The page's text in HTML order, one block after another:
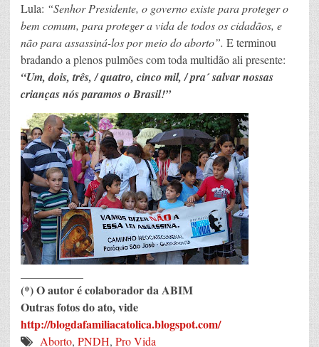
Lula: “Senhor Presidente, o governo existe para proteger o
bem comum, para proteger a vida de todos os cidadãos, e
não para assassiná-los por meio do aborto”. E terminou
bradando a plenos pulmões com toda multidão ali presente:
“Um, dois, três, / quatro, cinco mil, / pra´ salvar nossas
crianças nós paramos o Brasil!”
(*) O autor é colaborador da ABIM
Outras fotos do ato, vide
http://blogdafamiliacatolica.blogspot.com/
Aborto, PNDH, Pro Vida